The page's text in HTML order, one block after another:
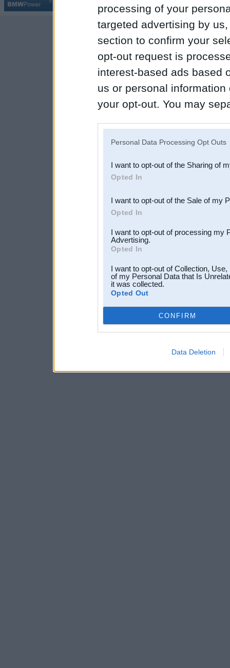
processing of your
targeted advertising by
section to confirm your
opt-out request is
interest-based ads based
us or personal
your opt-out. You may
Downstream Participants
third parties.
Personal Data Processing Opt Outs
I want to opt-out of the Sharing of
Opted In
I want to opt-out of the Sale of my
Opted In
I want to opt-out of processing my
Advertising.
Opted In
I want to opt-out of Collection,
of my Personal Data that Is
it was collected.
Opted Out
CONFIRM
Data Deletion